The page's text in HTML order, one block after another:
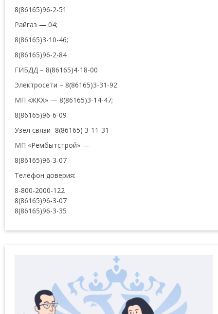
8(86165)96-2-51
Райгаз — 04;
8(86165)3-10-46;
8(86165)96-2-84
ГИБДД – 8(86165)4-18-00
Электросети – 8(86165)3-31-92
МП «ЖКХ» — 8(86165)3-14-47;
8(86165)96-6-09
Узел связи -8(86165) 3-11-31
МП «Рембытстрой» —
8(86165)96-3-07
Телефон доверия:
8-800-2000-122
8(86165)96-3-07
8(86165)96-3-35